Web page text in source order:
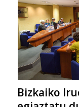
Bizkaiko